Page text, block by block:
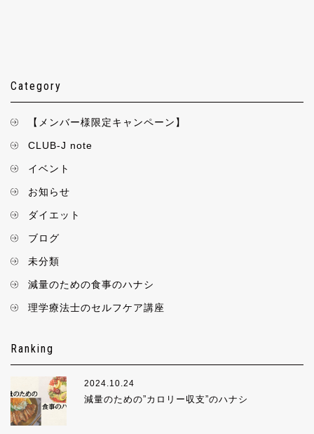
Category
【メンバー様限定キャンペーン】
CLUB-J note
イベント
お知らせ
ダイエット
ブログ
未分類
減量のための食事のハナシ
理学療法士のセルフケア講座
Ranking
2024.10.24
減量のための”カロリー収支”のハナシ